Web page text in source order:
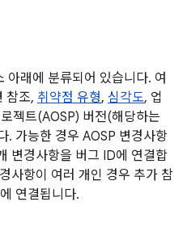
아래에 분류되어 있습니다. 여
참조, 취약점 유형, 심각도, 업
젝트(AOSP) 버전(해당하는
. 가능한 경우 AOSP 변경사항
변경사항을 버그 ID에 연결합
사항이 여러 개인 경우 추가 참
연결됩니다.